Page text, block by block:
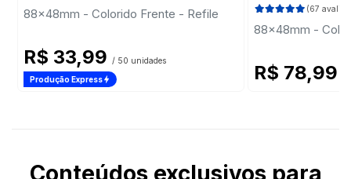
88x48mm - Colorido Frente - Refile
R$ 33,99 / 50 unidades
Produção Express
(67
88x48mm -
R$ 78,99